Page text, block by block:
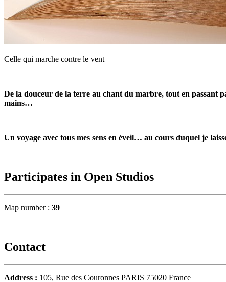
Celle qui marche contre le vent
De la douceur de la terre au chant du marbre, tout en passant
mains…
Un voyage avec tous mes sens en éveil… au cours duquel je
Participates in Open Studios
Map number : 39
Contact
Address : 105, Rue des Couronnes PARIS 75020 France